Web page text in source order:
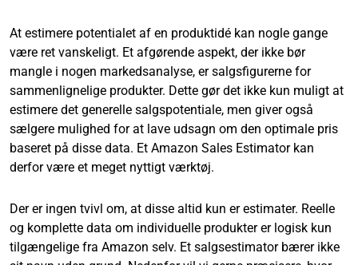
At estimere potentialet af en produktidé kan nogle gange
være ret vanskeligt. Et afgørende aspekt, der ikke bør
mangle i nogen markedsanalyse, er salgsfigurerne for
sammenlignelige produkter. Dette gør det ikke kun muligt at
estimere det generelle salgspotentiale, men giver også
sælgere mulighed for at lave udsagn om den optimale pris
baseret på disse data. Et Amazon Sales Estimator kan
derfor være et meget nyttigt værktøj.
Der er ingen tvivl om, at disse altid kun er estimater. Reelle
og komplette data om individuelle produkter er logisk kun
tilgængelige fra Amazon selv. Et salgsestimator bærer ikke